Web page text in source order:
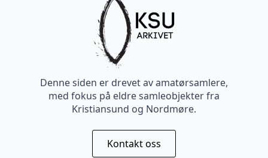
Denne siden er drevet av amatørsamlere,
med fokus på eldre samleobjekter fra
Kristiansund og Nordmøre.
Kontakt oss